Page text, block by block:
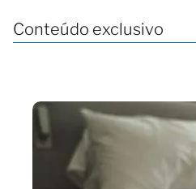
Conteúdo exclusivo